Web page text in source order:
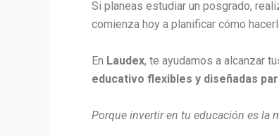
Si planeas estudiar un posgrado,
comienza hoy a planificar cómo
En Laudex, te ayudamos a alcanzar
educativo flexibles y diseñadas
Porque invertir en tu educación es la